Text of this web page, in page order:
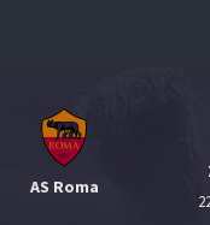
AS Roma